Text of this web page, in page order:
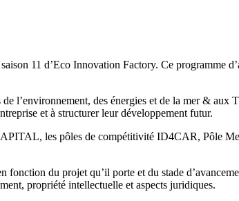
11 d’Eco Innovation Factory. Ce programme
l’environnement, des énergies et de la mer & aux
et à structurer leur développement futur.
les pôles de compétitivité ID4CAR, Pôle
du projet qu’il porte et du stade
propriété intellectuelle et aspects juridiques.